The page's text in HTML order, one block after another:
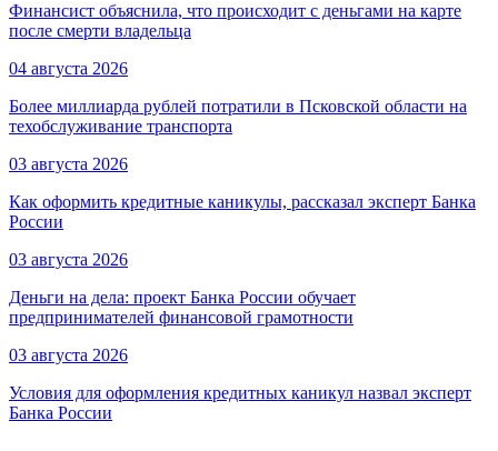
Финансист объяснила, что происходит с деньгами на карте
после смерти владельца
04 августа 2026
Более миллиарда рублей потратили в Псковской области на
техобслуживание транспорта
03 августа 2026
Как оформить кредитные каникулы, рассказал эксперт Банка
России
03 августа 2026
Деньги на дела: проект Банка России обучает
предпринимателей финансовой грамотности
03 августа 2026
Условия для оформления кредитных каникул назвал эксперт
Банка России